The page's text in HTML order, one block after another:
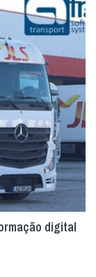
digital